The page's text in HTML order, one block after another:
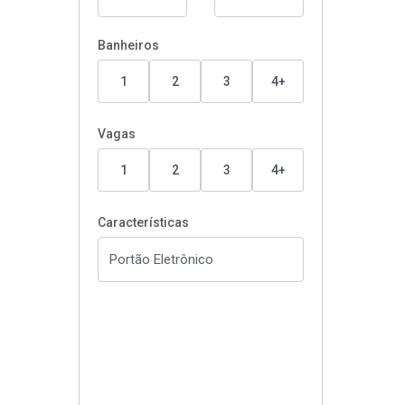
Banheiros
1 2 3 4+
Vagas
1 2 3 4+
Características